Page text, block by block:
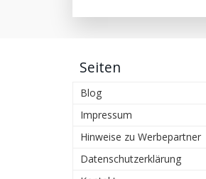
Seiten
Blog
Impressum
Hinweise zu Werbepartner
Datenschutzerklärung